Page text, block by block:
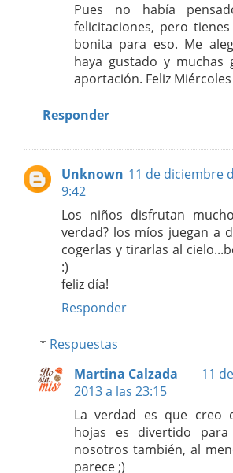
Pues no había
felicitaciones, pero
bonita para eso. Me
haya gustado y muchas
aportación. Feliz
Responder
Unknown 11 de diciembre
9:42
Los niños disfrutan
verdad? los míos juegan a
cogerlas y tirarlas al
:)
feliz día!
Responder
Respuestas
Martina Calzada
11
2013 a las 23:15
La verdad es que creo
hojas es divertido
nosotros también, al
parece ;)